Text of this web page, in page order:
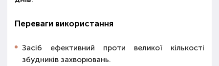
Переваги використання
Засіб ефективний проти великої кількості
збудників захворювань.